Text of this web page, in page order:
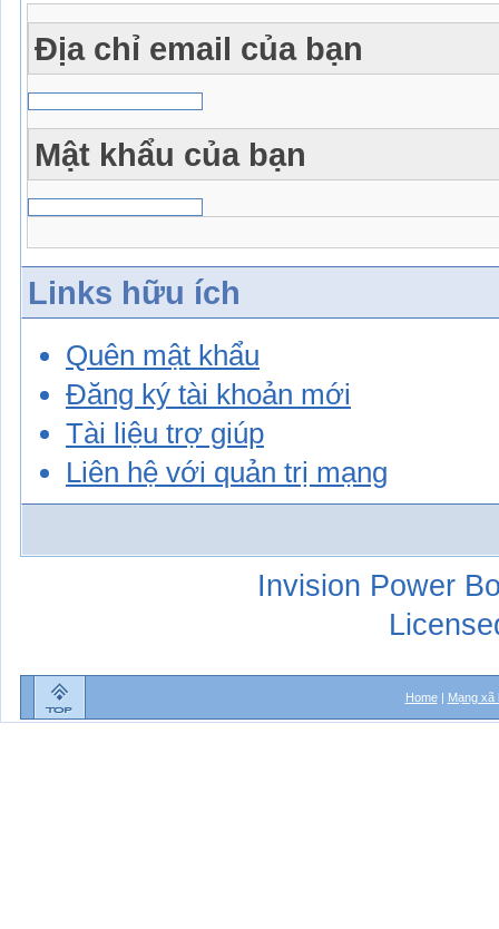
Địa chỉ email của bạn
Mật khẩu của bạn
Links hữu ích
Quên mật khẩu
Đăng ký tài khoản mới
Tài liệu trợ giúp
Liên hệ với quản trị mạng
Invision Power
Home| Mạng xã